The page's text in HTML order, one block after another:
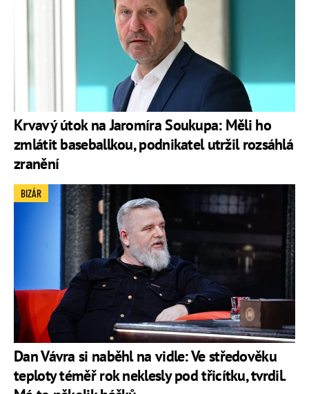
Krvavý útok na Jaromíra Soukupa: Měli ho
zmlátit baseballkou, podnikatel utržil rozsáhlá
zranění
Dan Vávra si naběhl na vidle: Ve středověku
teploty téměř rok neklesly pod třicítku, tvrdil.
BIZÁR